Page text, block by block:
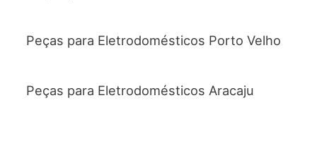
Peças para Eletrodomésticos Porto Velho
Peças para Eletrodomésticos Aracaju